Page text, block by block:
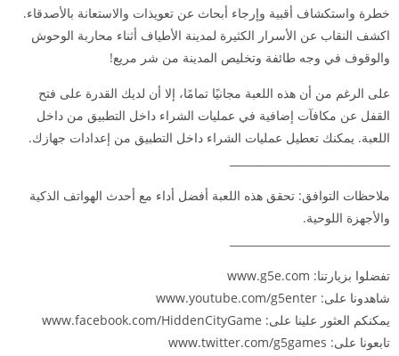
خطرة واستكشاف أقبية وإرجاء أبحاث عن تعويذات والاستعانة بالأصدقاء.
اكشف النقاب عن الأسرار الكثيرة لمدينة الأطياف أثناء محاربة الوحوش
والوقوف في وجه طائفة وتخليص المدينة من شر مريع!
على الرغم من أن هذه اللعبة مجانيًا تمامًا، إلا أن لديك القدرة على فتح
القفل عن مكافآت إضافية في عمليات الشراء داخل التطبيق من داخل
اللعبة. يمكنك تعطيل عمليات الشراء داخل التطبيق من إعدادات جهازك.
ملاحظات التوافق: تحقق هذه اللعبة أفضل أداء مع أحدث الهواتف الذكية
والأجهزة اللوحية.
تفضلوا بزيارتنا: www.g5e.com
شاهدونا على: www.youtube.com/g5enter
يمكنكم العثور علينا على: www.facebook.com/HiddenCityGame
تابعونا على: www.twitter.com/g5games